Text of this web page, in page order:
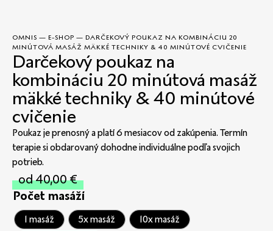
OMNIS — E-SHOP — DARČEKOVÝ POUKAZ NA KOMBINÁCIU 20
MINÚTOVÁ MASÁŽ MÄKKÉ TECHNIKY & 40 MINÚTOVÉ CVIČENIE
Darčekový poukaz na
kombináciu 20 minútová masáž
mäkké techniky & 40 minútové
cvičenie
Poukaz je prenosný a platí 6 mesiacov od zakúpenia. Termín
terapie si obdarovaný dohodne individuálne podľa svojich
potrieb.
od40,00€
Počet masáží
1 masáž 5x masáž 10x masáž